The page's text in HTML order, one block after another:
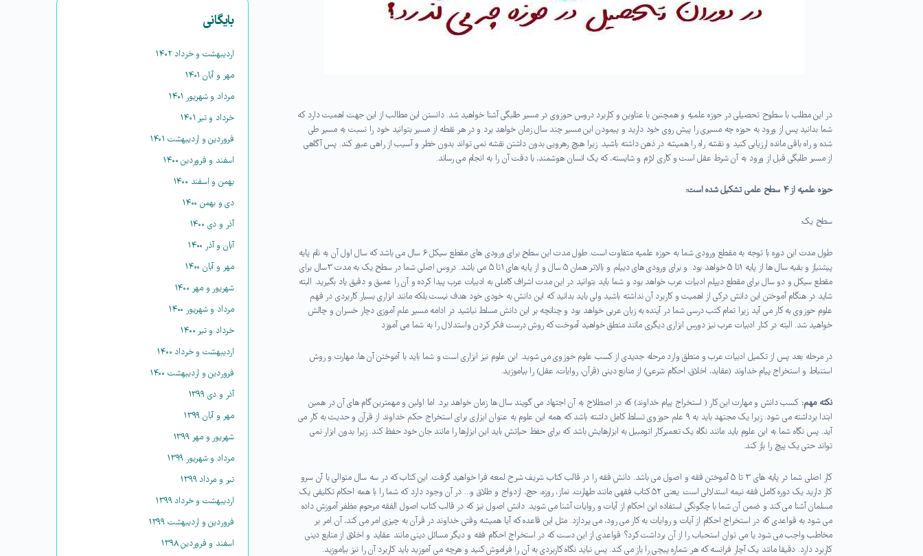
در این مطلب با سطوح تحصیلی در حوزه علمیه و همچنین با عناوین و کاربرد دروس حوزوی در مسیر طلبگی آشنا خواهید شد. دانستن این مطالب از این جهت اهمیت دارد که
شما بدانید پس از ورود به حوزه چه مسیری را پیش روی خود دارید و پیمودن این مسیر چند سال زمان خواهد برد و در هر نقطه از مسیر بتوانید خود را نسبت به مسیر طی
شده و راه باقی مانده ارزیابی کنید و نقشه راه را همیشه در ذهن داشته باشید. زیرا هیچ رهرویی بدون داشتن نقشه نمی تواند بدون خطر و آسیب از راهی عبور کند. پس آگاهی
از مسیر طلبگی قبل از ورود به آن شرط عقل است و کاری لازم و شایسته، که یک انسان هوشمند، با دقت آن را به انجام می رساند.
حوزه علمیه از ۴ سطح علمی تشکیل شده است:
سطح یک:
طول مدت این دوره با توجه به مقطع ورودی شما به حوزه علمیه متفاوت است. طول مدت این سطح برای ورودی های مقطع سیکل ۶ سال می باشد که سال اول آن به نام پایه
پیشنیاز و بقیه سال ها از پایه ۱تا ۵ خواهد بود. و برای ورودی های دیپلم و بالاتر همان ۵ سال و از پایه های ۱تا ۵ می باشد. دروس اصلی شما در سطح یک به مدت ۳سال برای
مقطع سیکل و دو سال برای مقطع دیپلم ادبیات عرب خواهد بود و شما باید بتوانید در این مدت اشراف کاملی به ادبیات عرب پیدا کرده و آن را عمیق و دقیق یاد بگیرید. البته
شاید در هنگام آموختن این دانش درکی از اهمیت و کاربرد آن نداشته باشید ولی باید بدانید که این دانش به خودی خود هدف نیست بلکه مانند ابزاری بسیار کاربردی در فهم
علوم حوزوی به کار می آید زیرا تمام کتب درسی شما در آینده به زبان عربی خواهد بود و چنانچه بر این دانش مسلط نباشید در ادامه مسیر علم آموزی دچار خسران و چالش
خواهید شد. البته در کنار ادبیات عرب نیز دورس ابزاری دیگری مانند منطق خواهید آموخت که روش درست فکر کردن واستدلال را به شما می آموزد
در مرحله بعد پس از تکمیل ادبیات عرب و منطق وارد مرحله جدیدی از کسب علوم حوزوی می شوید. این علوم نیز ابزاری است و شما باید با آموختن آن ها، مهارت و روش
استنباط و استخراج پیام خداوند (عقاید، اخلاق، احکام شرعی) از منابع دینی (قرآن، روایات، عقل) را بیاموزید.
نکته مهم: کسب دانش و مهارت این کار ( استخراج پیام خداوند) که در اصطلاح به آن اجتهاد می گویند سال ها زمان خواهد برد. اما اولین و مهمترین گام های آن در همین
ابتدا برداشته می شود. زیرا یک مجتهد باید به ۹ علم حوزوی تسلط کامل داشته باشد که همه این علوم به عنوان ابزاری برای استخراج حکم خداوند از قرآن و حدیث به کار می
آید. پس نگاه شما به این علوم باید مانند نگاه یک تعمیرکار اتومبیل به ابزارهایش باشد که برای حفظ حیاتش باید این ابزارها را مانند جان خود حفظ کند. زیرا بدون ابزار نمی
تواند حتی یک پیچ را باز کند.
کار اصلی شما در پایه های ۳ تا ۵ آموختن فقه و اصول می باشد. دانش فقه را در قالب کتاب شریف شرح لمعه فرا خواهید گرفت. این کتاب که در سه سال متوالی با آن سرو
کار دارید یک دوره کامل فقه نیمه استدلالی است. یعنی ۵۲ کتاب فقهی مانند طهارت، نماز، روزه، حج، ازدواج و طلاق و… در آن وجود دارد که شما را با همه احکام تکلیفی یک
مسلمان آشنا می کند و ضمن آن شما با چگونگی استفاده این احکام از آیات و روایات آشنا می شوید. دانش اصول نیز که در قالب کتاب اصول الفقه مرحوم مظفر آموزش داده
می شود به قواعدی که در استخراج احکام از آیات و روایات به کار می رود، می پردازد. مثل این قاعده که آیا همیشه وقتی خداوند در قرآن به چیزی امر می کند، آن امر بر
مخاطب واجب می شود یا می توان استحباب را از آن برداشت کرد؟ قواعدی از این دست که در استخراج احکام فقه و دیگر مسائل دینی مانند عقاید و اخلاق از منابع دینی
کاربرد دارد. دقیقا مانند یک آچار فرانسه که هر شماره پیچی را باز می کند. پس نباید نگاه کاربردی به آن را فراموش کنید و هرچه می آموزید باید کاربرد آن را نیز بیاموزید.
بایگانی
اردیبهشت و خرداد ۱۴۰۲
مهر و آبان ۱۴۰۱
مرداد و شهریور ۱۴۰۱
خرداد و تیر ۱۴۰۱
فروردین و اردیبهشت ۱۴۰۱
اسفند و فروردین ۱۴۰۰
بهمن و اسفند ۱۴۰۰
دی و بهمن ۱۴۰۰
آذر و دی ۱۴۰۰
آبان و آذر ۱۴۰۰
مهر و آبان ۱۴۰۰
شهریور و مهر ۱۴۰۰
مرداد و شهریور ۱۴۰۰
خرداد و تیر ۱۴۰۰
اردیبهشت و خرداد ۱۴۰۰
فروردین و اردیبهشت ۱۴۰۰
آذر و دی ۱۳۹۹
مهر و آبان ۱۳۹۹
شهریور و مهر ۱۳۹۹
مرداد و شهریور ۱۳۹۹
تیر و مرداد ۱۳۹۹
اردیبهشت و خرداد ۱۳۹۹
فروردین و اردیبهشت ۱۳۹۹
اسفند و فروردین ۱۳۹۸